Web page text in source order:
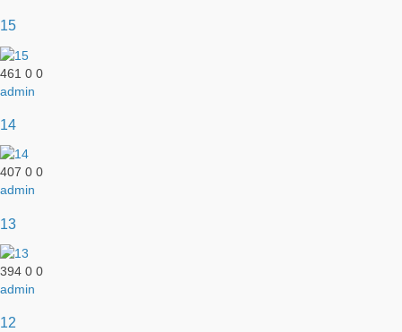
15
461 0 0
admin
14
407 0 0
admin
13
394 0 0
admin
12